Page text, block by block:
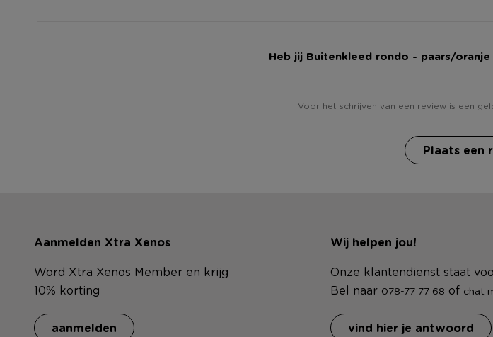
Heb jij Buitenkleed rondo - paars/
Voor het schrijven van een review is een
Plaats een
Aanmelden Xtra Xenos
Word Xtra Xenos Member en krijg
10% korting
aanmelden
Wij helpen jou!
Onze klantendienst staat
Bel naar 078-77 77 68 of chat
vind hier je antwoord